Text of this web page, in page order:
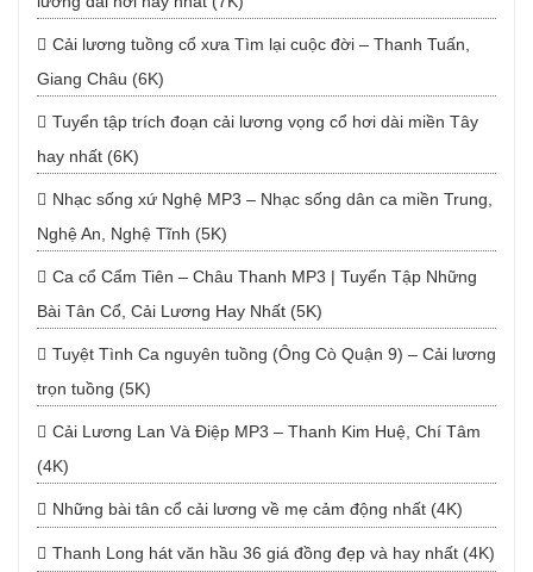
Cải lương tuồng cổ xưa Tìm lại cuộc đời – Thanh Tuấn,
Giang Châu (6K)
Tuyển tập trích đoạn cải lương vọng cổ hơi dài miền Tây
hay nhất (6K)
Nhạc sống xứ Nghệ MP3 – Nhạc sống dân ca miền Trung,
Nghệ An, Nghệ Tĩnh (5K)
Ca cổ Cẩm Tiên – Châu Thanh MP3 | Tuyển Tập Những
Bài Tân Cổ, Cải Lương Hay Nhất (5K)
Tuyệt Tình Ca nguyên tuồng (Ông Cò Quận 9) – Cải lương
trọn tuồng (5K)
Cải Lương Lan Và Điệp MP3 – Thanh Kim Huệ, Chí Tâm
(4K)
Những bài tân cổ cải lương về mẹ cảm động nhất (4K)
Thanh Long hát văn hầu 36 giá đồng đẹp và hay nhất (4K)